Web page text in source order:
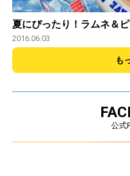
夏にぴったり！ラムネ＆
2016.06.03
も
公式